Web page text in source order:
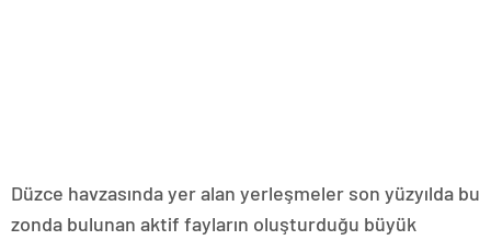
Düzce havzasında yer alan yerleşmeler son yüzyılda bu
zonda bulunan aktif fayların oluşturduğu büyük